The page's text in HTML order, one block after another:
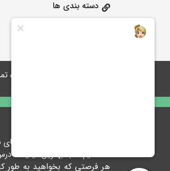
دسته بندی ها
ابتدایی
پاسخگوی شما هستیم | شماره تماس :
ما در پیشرفت با ارائه
شده ایم تا با بهترین کیفیت،
هر فرصتی که بخواهید به طور